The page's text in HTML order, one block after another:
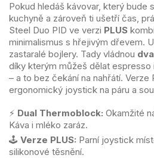
Pokud hledáš kávovar, který bude
kuchyně a zároveň ti ušetří čas,
Steel Duo PID ve verzi PLUS
minimalismus s hřejivým dřevem.
zastaralé bojlery. Tady vládnou
díky kterým můžeš dělat espresso
– a to bez čekání na nahřátí. Verze
ergonomický joystick na páru a
⚡ Dual Thermoblock: Okamžité
Káva i mléko zaráz.
🕹️ Verze PLUS: Parní joystick
silikonové těsnění.